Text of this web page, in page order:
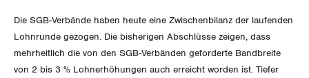
Arbeitssicherheit und Gesundheitsschutz
Die SGB-Verbände haben heute eine Zwischenbilanz der laufenden
Lohnrunde gezogen. Die bisherigen Abschlüsse zeigen, dass
mehrheitlich die von den SGB-Verbänden geforderte Bandbreite
von 2 bis 3 % Lohnerhöhungen auch erreicht worden ist. Tiefer